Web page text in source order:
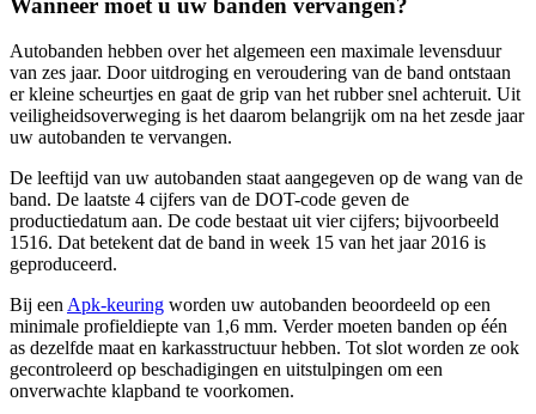
Autobanden hebben over het algemeen een maximale levensduur
van zes jaar. Door uitdroging en veroudering van de band ontstaan
er kleine scheurtjes en gaat de grip van het rubber snel achteruit. Uit
veiligheidsoverweging is het daarom belangrijk om na het zesde jaar
uw autobanden te vervangen.
De leeftijd van uw autobanden staat aangegeven op de wang van de
band. De laatste 4 cijfers van de DOT-code geven de
productiedatum aan. De code bestaat uit vier cijfers; bijvoorbeeld
1516. Dat betekent dat de band in week 15 van het jaar 2016 is
geproduceerd.
Bij een Apk-keuring worden uw autobanden beoordeeld op een
minimale profieldiepte van 1,6 mm. Verder moeten banden op één
as dezelfde maat en karkasstructuur hebben. Tot slot worden ze ook
gecontroleerd op beschadigingen en uitstulpingen om een
onverwachte klapband te voorkomen.